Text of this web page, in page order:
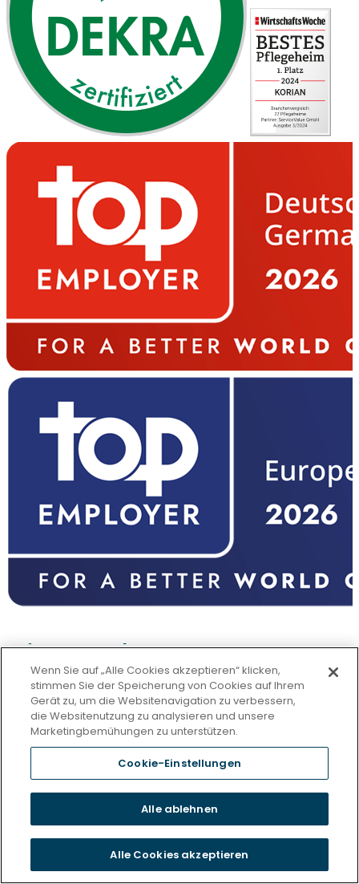
Pflegeangebot
Vollstationäre Pflege
Ambulante Pflege
Kurzzeitpflege
Comorbidität
Betreutes Wohnen
Betreutes Wohnen
Betreutes Wohnen in Köln
Pflege & Wohnen im Peiner Land
Senioren-Wohngemeinschaften
Wohnen & Service
Komfortzimmer
Wahlleistungen
Pflegeheimkosten
Qualität
Fähigkeiten fördern
Über uns
Über Korian Deutschland
Der Positive Care Ansatz
Korian Stiftung
Karriere
Startseite
Karrierewege
Wenn Sie auf „Alle Cookies akzeptieren“ klicken,
stimmen Sie der Speicherung von Cookies auf Ihrem
Gerät zu, um die Websitenavigation zu verbessern,
die Websitenutzung zu analysieren und unsere
Marketingbemühungen zu unterstützen.
Cookie-Einstellungen
Alle ablehnen
Alle Cookies akzeptieren